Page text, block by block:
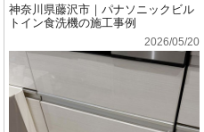
神奈川県藤沢市｜パナソニックビル
トイン食洗機の施工事例
2026/05/20